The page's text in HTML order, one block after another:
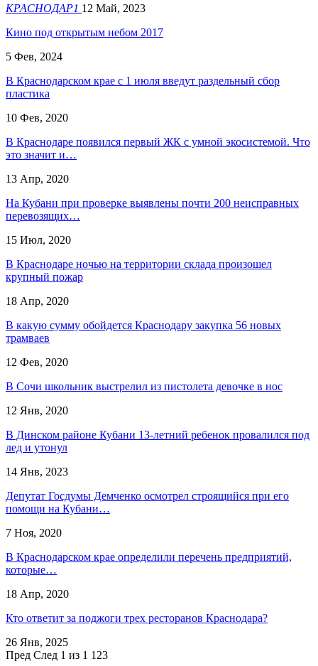
КРАСНОДАР1 12 Май, 2023
Кино под открытым небом 2017
5 Фев, 2024
В Краснодарском крае с 1 июля введут раздельный сбор
пластика
10 Фев, 2020
В Краснодаре появился первый ЖК с умной экосистемой. Что
это значит и…
13 Апр, 2020
На Кубани при проверке выявлены почти 200 неисправных
перевозящих…
15 Июл, 2020
В Краснодаре ночью на территории склада произошел
крупный пожар
18 Апр, 2020
В какую сумму обойдется Краснодару закупка 56 новых
трамваев
12 Фев, 2020
В Сочи школьник выстрелил из пистолета девочке в нос
12 Янв, 2020
В Динском районе Кубани 13-летний ребенок провалился под
лед и утонул
14 Янв, 2023
Депутат Госдумы Демченко осмотрел строящийся при его
помощи на Кубани…
7 Ноя, 2020
В Краснодарском крае определили перечень предприятий,
которые…
18 Апр, 2020
Кто ответит за поджоги трех ресторанов Краснодара?
26 Янв, 2025
Пред След 1 из 1 123